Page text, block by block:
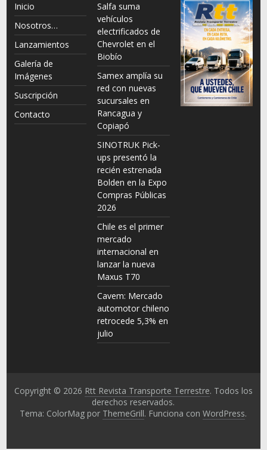
Inicio
Nosotros…
Lanzamientos
Galería de
Imágenes
Suscripción
Contacto
Salfa suma
vehículos
electrificados de
Chevrolet en el
Biobío
Samex amplía su
red con nuevas
sucursales en
Rancagua y
Copiapó
SINOTRUK Pick-
ups presentó la
recién estrenada
Bolden en la Expo
Compras Públicas
2026
Chile es el primer
mercado
internacional en
lanzar la nueva
Maxus T70
Cavem: Mercado
automotor chileno
retrocede 5,3% en
julio
Copyright © 2026 Rtt Revista Transporte Terrestre. Todos los
derechos reservados.
Tema: ColorMag por ThemeGrill. Funciona conWordPress.